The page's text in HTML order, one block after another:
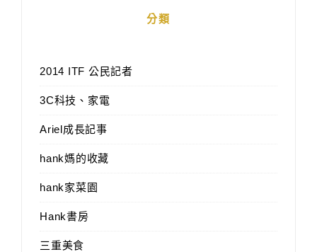
分類
2014 ITF 公民記者
3C科技、家電
Ariel成長記事
hank媽的收藏
hank家菜園
Hank書房
三重美食